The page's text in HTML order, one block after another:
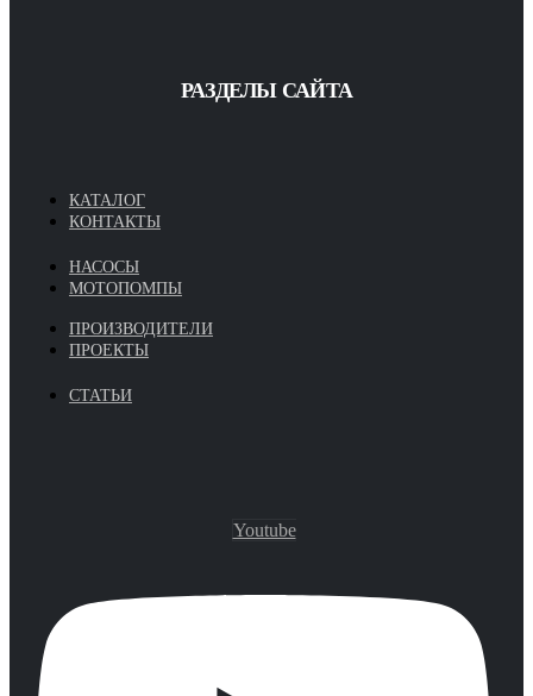
РАЗДЕЛЫ САЙТА
КАТАЛОГ
КОНТАКТЫ
НАСОСЫ
МОТОПОМПЫ
ПРОИЗВОДИТЕЛИ
ПРОЕКТЫ
СТАТЬИ
Youtube